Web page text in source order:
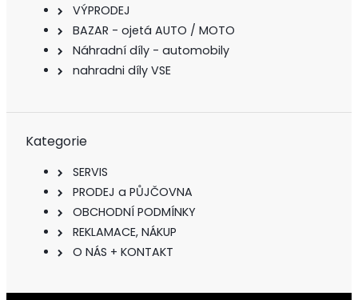
VÝPRODEJ
BAZAR - ojetá AUTO / MOTO
Náhradní díly - automobily
nahradni díly VSE
Kategorie
SERVIS
PRODEJ a PŮJČOVNA
OBCHODNÍ PODMÍNKY
REKLAMACE, NÁKUP
O NÁS + KONTAKT